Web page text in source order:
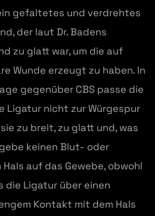
gefaltetes und verdrehtes
der laut Dr. Badens
zu glatt war, um die auf
Wunde erzeugt zu haben. In
gegenüber CBS passe die
Ligatur nicht zur Würgespur
zu breit, zu glatt und, was
keinen Blut- oder
auf das Gewebe, obwohl
die Ligatur über einen
Kontakt mit dem Hals